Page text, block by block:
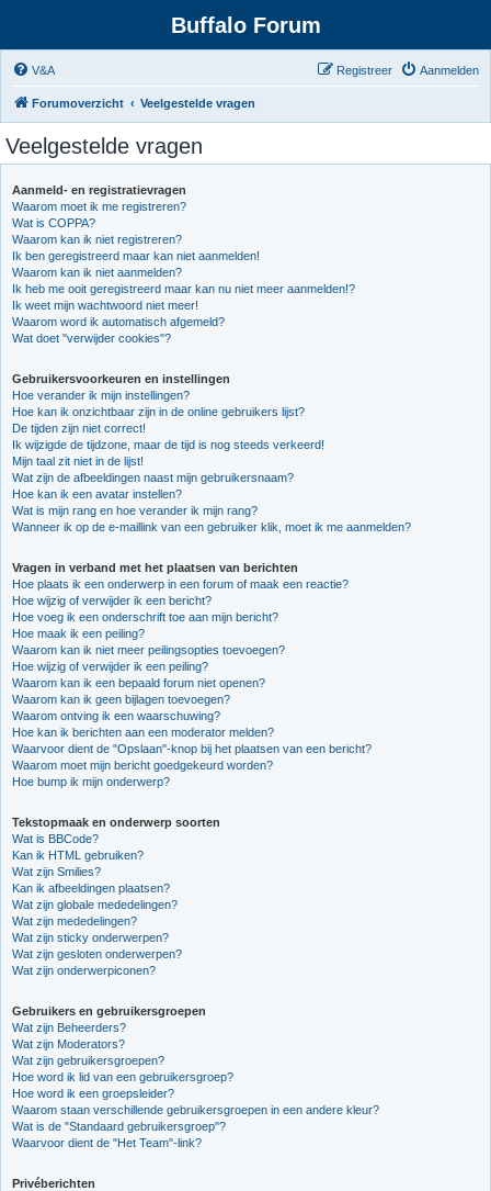
Buffalo Forum
V&A Aanmelden
Registreer
Forumoverzicht Veelgestelde vragen
Veelgestelde vragen
Aanmeld- en registratievragen
Waarom moet ik me registreren?
Wat is COPPA?
Waarom kan ik niet registreren?
Ik ben geregistreerd maar kan niet aanmelden!
Waarom kan ik niet aanmelden?
Ik heb me ooit geregistreerd maar kan nu niet meer aanmelden!?
Ik weet mijn wachtwoord niet meer!
Waarom word ik automatisch afgemeld?
Wat doet "verwijder cookies"?
Gebruikersvoorkeuren en instellingen
Hoe verander ik mijn instellingen?
Hoe kan ik onzichtbaar zijn in de online gebruikers lijst?
De tijden zijn niet correct!
Ik wijzigde de tijdzone, maar de tijd is nog steeds verkeerd!
Mijn taal zit niet in de lijst!
Wat zijn de afbeeldingen naast mijn gebruikersnaam?
Hoe kan ik een avatar instellen?
Wat is mijn rang en hoe verander ik mijn rang?
Wanneer ik op de e-maillink van een gebruiker klik, moet ik me aanmelden?
Vragen in verband met het plaatsen van berichten
Hoe plaats ik een onderwerp in een forum of maak een reactie?
Hoe wijzig of verwijder ik een bericht?
Hoe voeg ik een onderschrift toe aan mijn bericht?
Hoe maak ik een peiling?
Waarom kan ik niet meer peilingsopties toevoegen?
Hoe wijzig of verwijder ik een peiling?
Waarom kan ik een bepaald forum niet openen?
Waarom kan ik geen bijlagen toevoegen?
Waarom ontving ik een waarschuwing?
Hoe kan ik berichten aan een moderator melden?
Waarvoor dient de "Opslaan"-knop bij het plaatsen van een bericht?
Waarom moet mijn bericht goedgekeurd worden?
Hoe bump ik mijn onderwerp?
Tekstopmaak en onderwerp soorten
Wat is BBCode?
Kan ik HTML gebruiken?
Wat zijn Smilies?
Kan ik afbeeldingen plaatsen?
Wat zijn globale mededelingen?
Wat zijn mededelingen?
Wat zijn sticky onderwerpen?
Wat zijn gesloten onderwerpen?
Wat zijn onderwerpiconen?
Gebruikers en gebruikersgroepen
Wat zijn Beheerders?
Wat zijn Moderators?
Wat zijn gebruikersgroepen?
Hoe word ik lid van een gebruikersgroep?
Hoe word ik een groepsleider?
Waarom staan verschillende gebruikersgroepen in een andere kleur?
Wat is de "Standaard gebruikersgroep"?
Waarvoor dient de "Het Team"-link?
Privéberichten